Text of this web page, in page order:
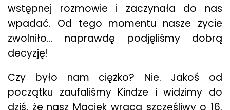
wstępnej rozmowie i zaczynała do nas
wpadać. Od tego momentu nasze życie
zwolniło… naprawdę podjęliśmy dobrą
decyzję!
Czy było nam ciężko? Nie. Jakoś od
początku zaufaliśmy Kindze i widzimy do
dziś, że nasz Maciek wraca szczęśliwy o 16.